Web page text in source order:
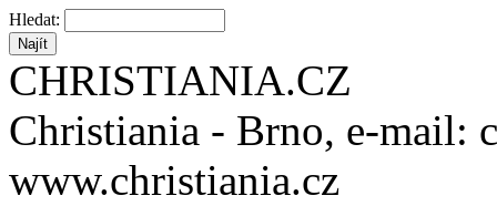
Hledat:
CHRISTIANIA.CZ
Christiania - Brno, e-mail:
www.christiania.cz